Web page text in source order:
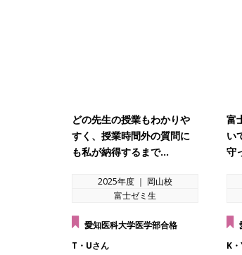
どの先生の授業もわかりや
すく、授業時間外の質問に
も私が納得するまで…
2025年度 ｜ 岡山校
富士ゼミ生
愛知医科大学医学部合格
T・Uさん
富
い
守
K